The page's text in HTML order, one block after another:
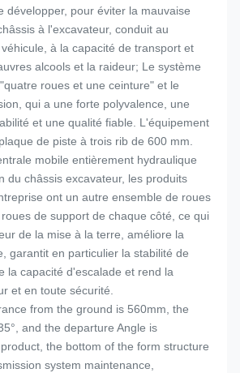
développer, pour éviter la mauvaise
à l'excavateur, conduit au
à la capacité de transport et
alcools et la raideur; Le système
roues et une ceinture" et le
qui a une forte polyvalence, une
et une qualité fiable. L'équipement
de piste à trois rib de 600 mm.
mobile entièrement hydraulique
du châssis excavateur, les produits
ont un autre ensemble de roues
de support de chaque côté, ce qui
de la mise à la terre, améliore la
garantit en particulier la stabilité de
la capacité d'escalade et rend la
et en toute sécurité.
from the ground is 560mm, the
and the departure Angle is
the bottom of the form structure
system maintenance,